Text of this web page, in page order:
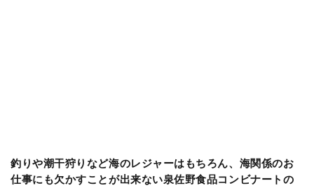
釣りや潮干狩りなど海のレジャーはもちろん、海関係のお
仕事にも欠かすことが出来ない泉佐野食品コンビナートの